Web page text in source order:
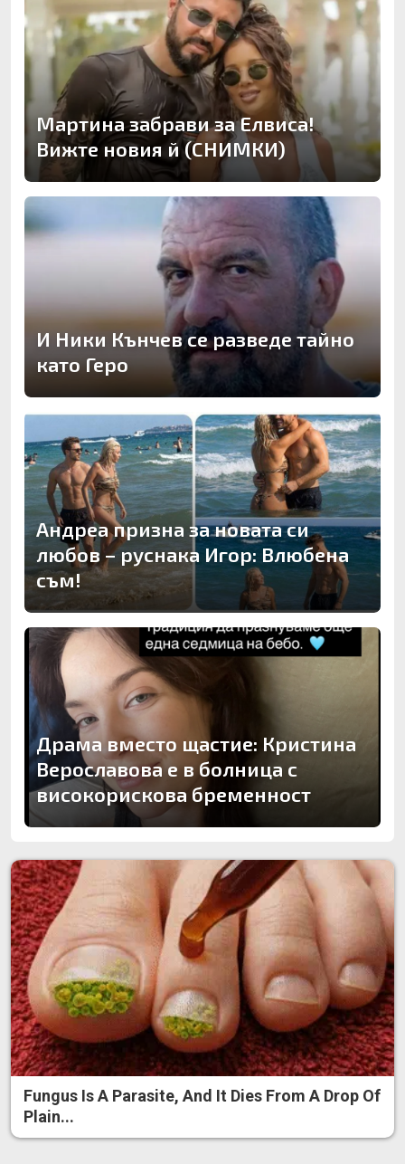
Мартина забрави за Елвиса!
Вижте новия й (СНИМКИ)
И Ники Кънчев се разведе тайно
като Геро
Андреа призна за новата си
любов – руснака Игор: Влюбена
съм!
Драма вместо щастие: Кристина
Верославова е в болница с
високорискова бременност
Fungus Is A Parasite, And It Dies From A Drop Of
Plain...